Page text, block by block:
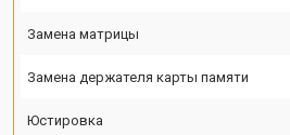
Замена матрицы
Замена держателя карты памяти
Юстировка